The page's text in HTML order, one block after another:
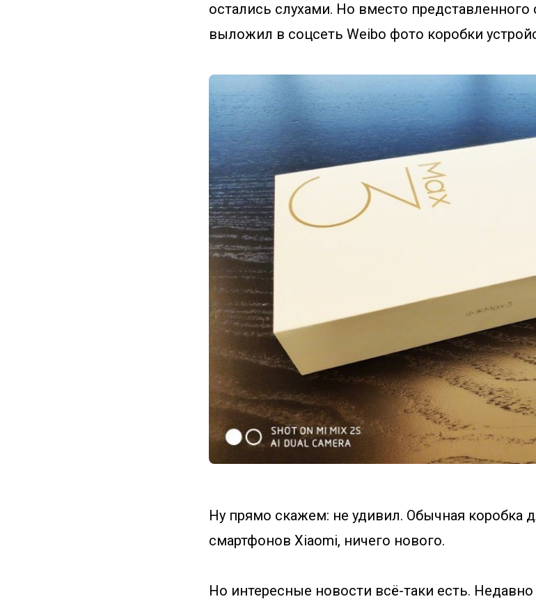
остались слухами. Но вместо
выложил в соцсеть Weibo фото коробки
Ну прямо скажем: не удивил. Обычная коробка
смартфонов Xiaomi, ничего нового.
Но интересные новости всё-таки есть.